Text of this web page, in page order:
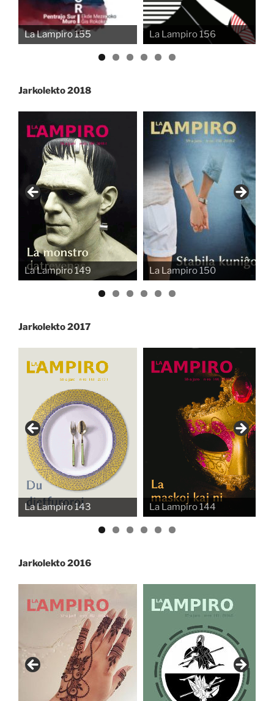
La Lampiro 155 La Lampiro 156
Jarkolekto 2018
La Lampiro 149 La Lampiro 150
Jarkolekto 2017
La Lampiro 143 La Lampiro 144
Jarkolekto 2016